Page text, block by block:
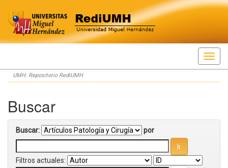
Skip
navigation
UMH: Repositorio RediUMH
Buscar
Buscar: por
Filtros actuales: